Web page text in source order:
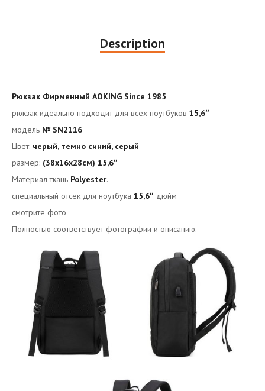
Description
Рюкзак Фирменный AOKING Since 1985
рюкзак идеально подходит для всех ноутбуков 15,6″
модель № SN2116
Цвет: черый, темно синий, серый
размер: (38x16x28см) 15,6″
Материал ткань Polyester.
специальный отсек для ноутбука 15,6″ дюйм
смотрите фото
Полностью соответствует фотографии и описанию.